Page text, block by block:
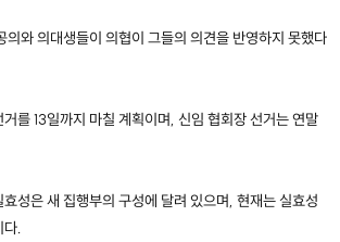
의와 의대생들이 의협이 그들의 의견을 반영하지 못했다
를 13일까지 마칠 계획이며, 신임 협회장 선거는 연말
성은 새 집행부의 구성에 달려 있으며, 현재는 실효성
다.